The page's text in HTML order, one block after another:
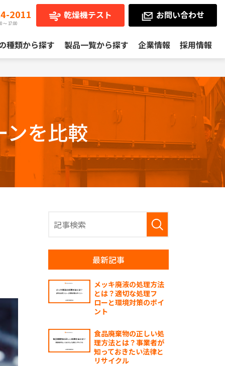
種類から探す 製品一覧から探す 企業情報 採用情報
2011
～ 17:00
乾燥機テスト お問い合わせ
ンを比較
最新記事
メッキ廃液の処理方法
とは？適切な処理フ
ローと環境対策のポイ
ント
食品廃棄物の正しい処
理方法とは？事業者が
知っておきたい法律と
リサイクル